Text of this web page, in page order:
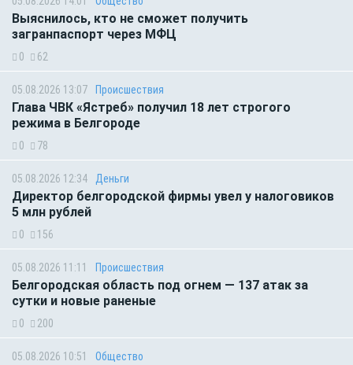
Выяснилось, кто не сможет получить
загранпаспорт через МФЦ
0 62
05.08.2026 13:07 Происшествия
Глава ЧВК «Ястреб» получил 18 лет строгого
режима в Белгороде
0 78
05.08.2026 12:34 Деньги
Директор белгородской фирмы увел у налоговиков
5 млн рублей
0 156
05.08.2026 11:11 Происшествия
Белгородская область под огнем — 137 атак за
сутки и новые раненые
0 200
05.08.2026 10:51 Общество